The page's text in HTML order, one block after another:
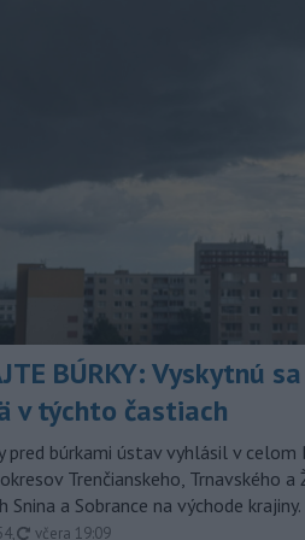
BÚRKY: Vyskytnú
v týchto častiach
pred búrkami ústav vyhlásil v
Trenčianskeho, Trnavského a
Snina a Sobrance na východe krajiny.
, aktualizované
včera 19:09